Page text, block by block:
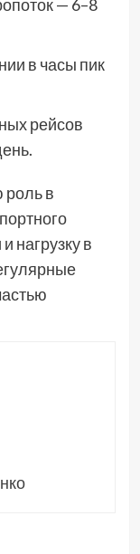
— 6–8
в часы пик
рейсов
роль в
нагрузку в